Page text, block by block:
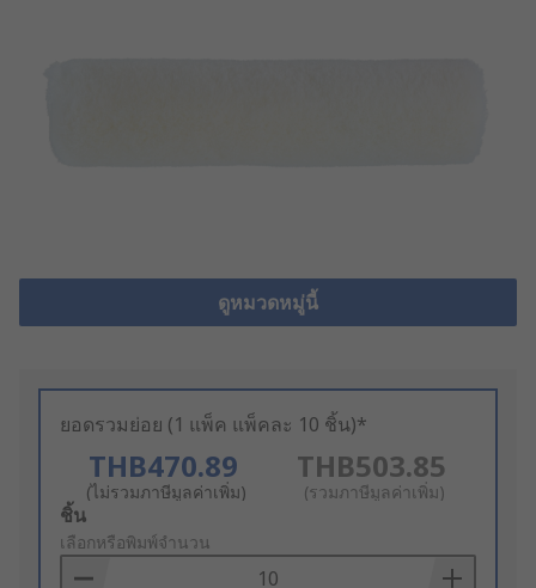
ดูหมวดหมู่นี้
ยอดรวมย่อย (1 แพ็ค แพ็คละ 10 ชิ้น)*
THB470.89
(ไม่รวมภาษีมูลค่าเพิ่ม)
THB503.85
(รวมภาษีมูลค่าเพิ่ม)
Add
to
Basket
ชิ้น
เลือกหรือพิมพ์จำนวน